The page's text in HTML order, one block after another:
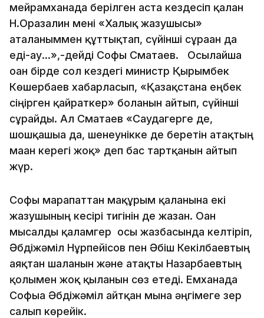
мейрамханада берілген аста кездесіп қалған
Н.Оразалин мені «Халық жазушысы»
аталғаныммен құттықтап, сүйінші сұраған да
еді-ау...»,-дейді Софы Сматаев. Осылайша
оған бірде сол кездегі министр Қырымбек
Көшербаев хабарласып, «Қазақстанға еңбек
сіңірген қайраткер» болғанын айтып, сүйінші
сұрайды. Ал Сматаев «Саудагерге де,
шошқашыға да, шенеунікке де беретін атақтың
маған керегі жоқ» деп бас тартқанын айтып
жүр.
Софы марапаттан мақұрым қалғанына екі
жазушының кесірі тигінін де жазған. Оған
мысалды қаламгер осы жазбасында келтіріп,
Әбдіжәміл Нұрпейісов пен Әбіш Кекілбаевтың
аяқтан шалғанын және атақты Назарбаевтың
қолымен жоқ қылғанын сөз етеді. Емханада
Софыға Әбдіжәміл айтқан мына әңгімеге зер
салып көрейік.